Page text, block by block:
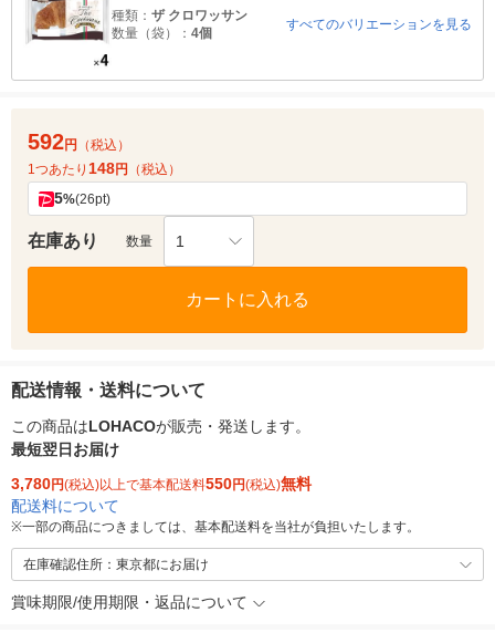
種類： ザ クロワッサン
数量（袋）： 4個
すべてのバリエーションを見る
592円
（税込）
1つあたり 148円 （税込）
5%(26pt)
在庫あり 数量 1
カートに入れる
配送情報・送料について
この商品はLOHACOが販売・発送します。
最短翌日お届け
3,780円(税込)以上で基本配送料550円(税込)無料
配送料について
※一部の商品につきましては、基本配送料を当社が負担いたします。
在庫確認住所：東京都にお届け
賞味期限/使用期限・返品について